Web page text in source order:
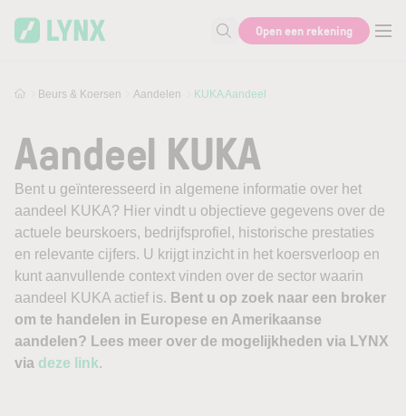
Zoek naar informatie
Open een rekening
Beurs & Koersen Aandelen KUKA Aandeel
Aandeel KUKA
Bent u geïnteresseerd in algemene informatie over het
aandeel KUKA? Hier vindt u objectieve gegevens over de
actuele beurskoers, bedrijfsprofiel, historische prestaties
en relevante cijfers. U krijgt inzicht in het koersverloop en
kunt aanvullende context vinden over de sector waarin
aandeel KUKA actief is. Bent u op zoek naar een broker
om te handelen in Europese en Amerikaanse
aandelen? Lees meer over de mogelijkheden via LYNX
via deze link.